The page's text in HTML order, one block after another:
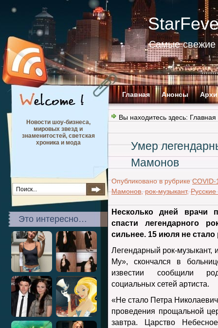
Самые свежие
Главная Анонсы
Новости шоу-бизнеса,
мировых звезд и
знаменитостей, светская
хроника и мода
Это интересно…
Вы находитесь здесь: Главная
Умер
Мамонов
Опубликовано в рубрике COVID-
Мамонов рок-музыкант,
Несколько дней врачи
спасти легендарного
сильнее. 15 июля не
Легендарный рок-музыкант,
Му», скончался в
известии сообщили
социальных сетей артиста.
«Не стало Петра
проведения прощальной
завтра. Царство